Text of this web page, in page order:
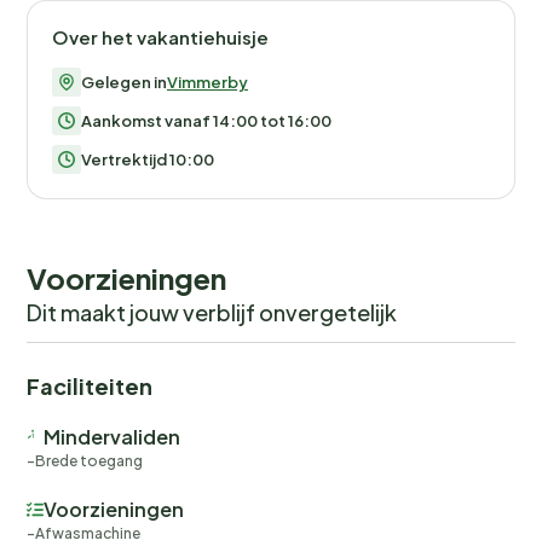
Over het vakantiehuisje
Gelegen inVimmerby
Aankomst vanaf 14:00 tot 16:00
Vertrektijd 10:00
Voorzieningen
Dit maakt jouw verblijf onvergetelijk
Faciliteiten
Mindervaliden
Brede toegang
Voorzieningen
Afwasmachine